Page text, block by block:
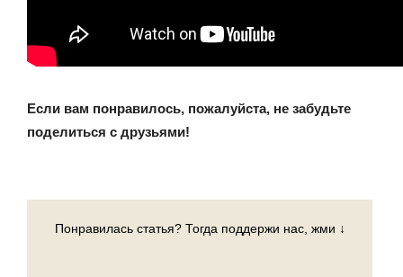
Если вам понравилось, пожалуйста, не забудьте
поделиться с друзьями!
Понравилась статья? Тогда поддержи нас, жми ↓